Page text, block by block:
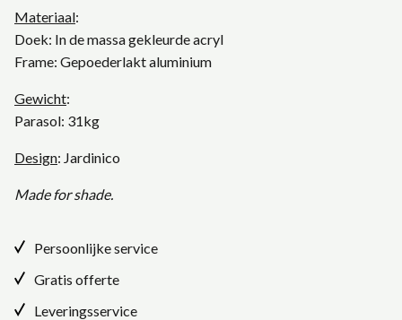
Materiaal:
Doek: In de massa gekleurde acryl
Frame: Gepoederlakt aluminium
Gewicht:
Parasol: 31kg
Design: Jardinico
Made for shade.
Persoonlijke service
Gratis offerte
Leveringsservice